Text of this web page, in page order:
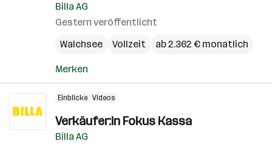
Billa AG
Gestern veröffentlicht
Walchsee
Vollzeit ab 2.362 € monatlich
Merken
Einblicke Videos
Verkäufer:in Fokus Kassa
Billa AG